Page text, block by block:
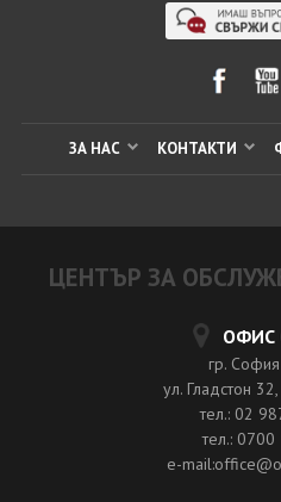
ЗА НАС КОНТАКТИ
ЦЕНТЪР ЗА
ОФИС
гр.
ул. Гладстон
тел.: 02
тел.:
e-